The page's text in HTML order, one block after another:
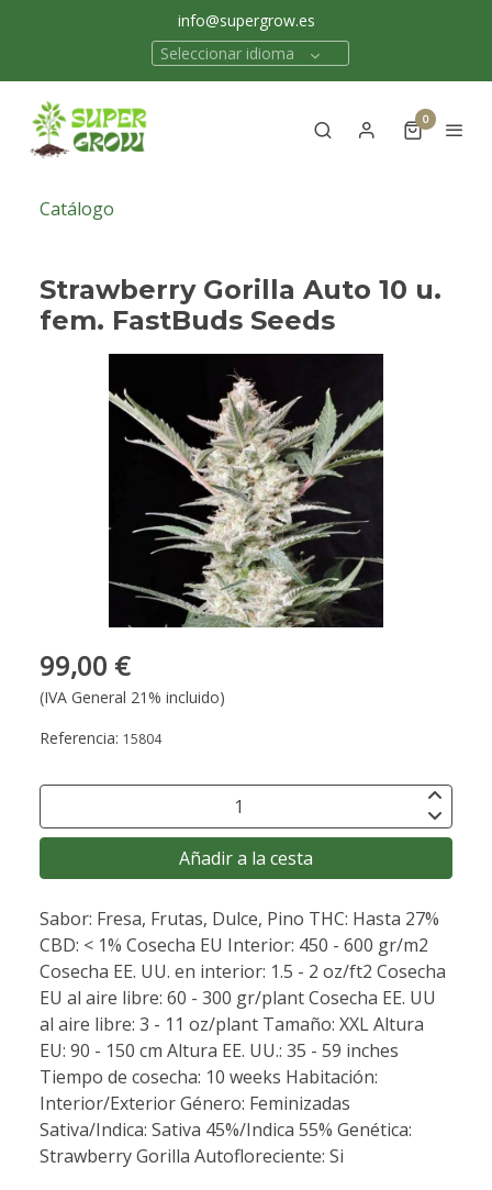
info@supergrow.es
Seleccionar idioma
0
Catálogo
Strawberry Gorilla Auto 10 u.
fem. FastBuds Seeds
99,00 €
(IVA General 21% incluido)
Referencia: 15804
Añadir a la cesta
Sabor: Fresa, Frutas, Dulce, Pino THC: Hasta 27%
CBD: < 1% Cosecha EU Interior: 450 - 600 gr/m2
Cosecha EE. UU. en interior: 1.5 - 2 oz/ft2 Cosecha
EU al aire libre: 60 - 300 gr/plant Cosecha EE. UU
al aire libre: 3 - 11 oz/plant Tamaño: XXL Altura
EU: 90 - 150 cm Altura EE. UU.: 35 - 59 inches
Tiempo de cosecha: 10 weeks Habitación:
Interior/Exterior Género: Feminizadas
Sativa/Indica: Sativa 45%/Indica 55% Genética:
Strawberry Gorilla Autofloreciente: Si